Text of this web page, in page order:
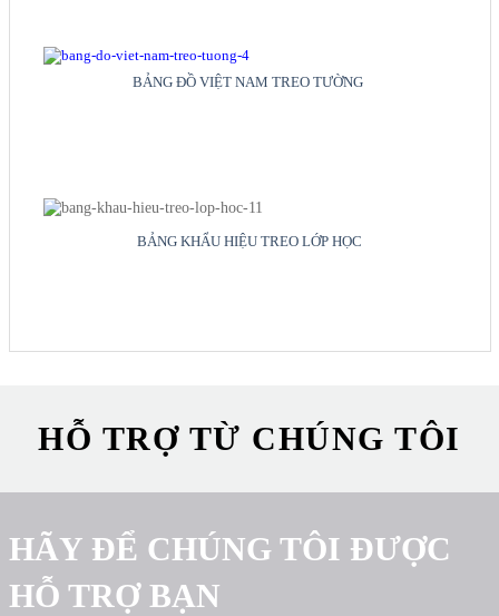
BẢNG ĐỒ VIỆT NAM TREO TƯỜNG
BẢNG KHẨU HIỆU TREO LỚP HỌC
HỖ TRỢ TỪ CHÚNG TÔI
HÃY ĐỂ CHÚNG TÔI ĐƯỢC
HỖ TRỢ BẠN